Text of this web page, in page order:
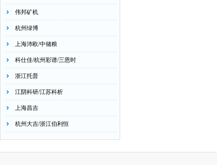
伟邦矿机
杭州绿博
上海沛欧/中储粮
科仕佳/杭州彩谱/三恩时
浙江托普
江阴科研/江苏科析
上海昌吉
杭州大吉/浙江伯利恒